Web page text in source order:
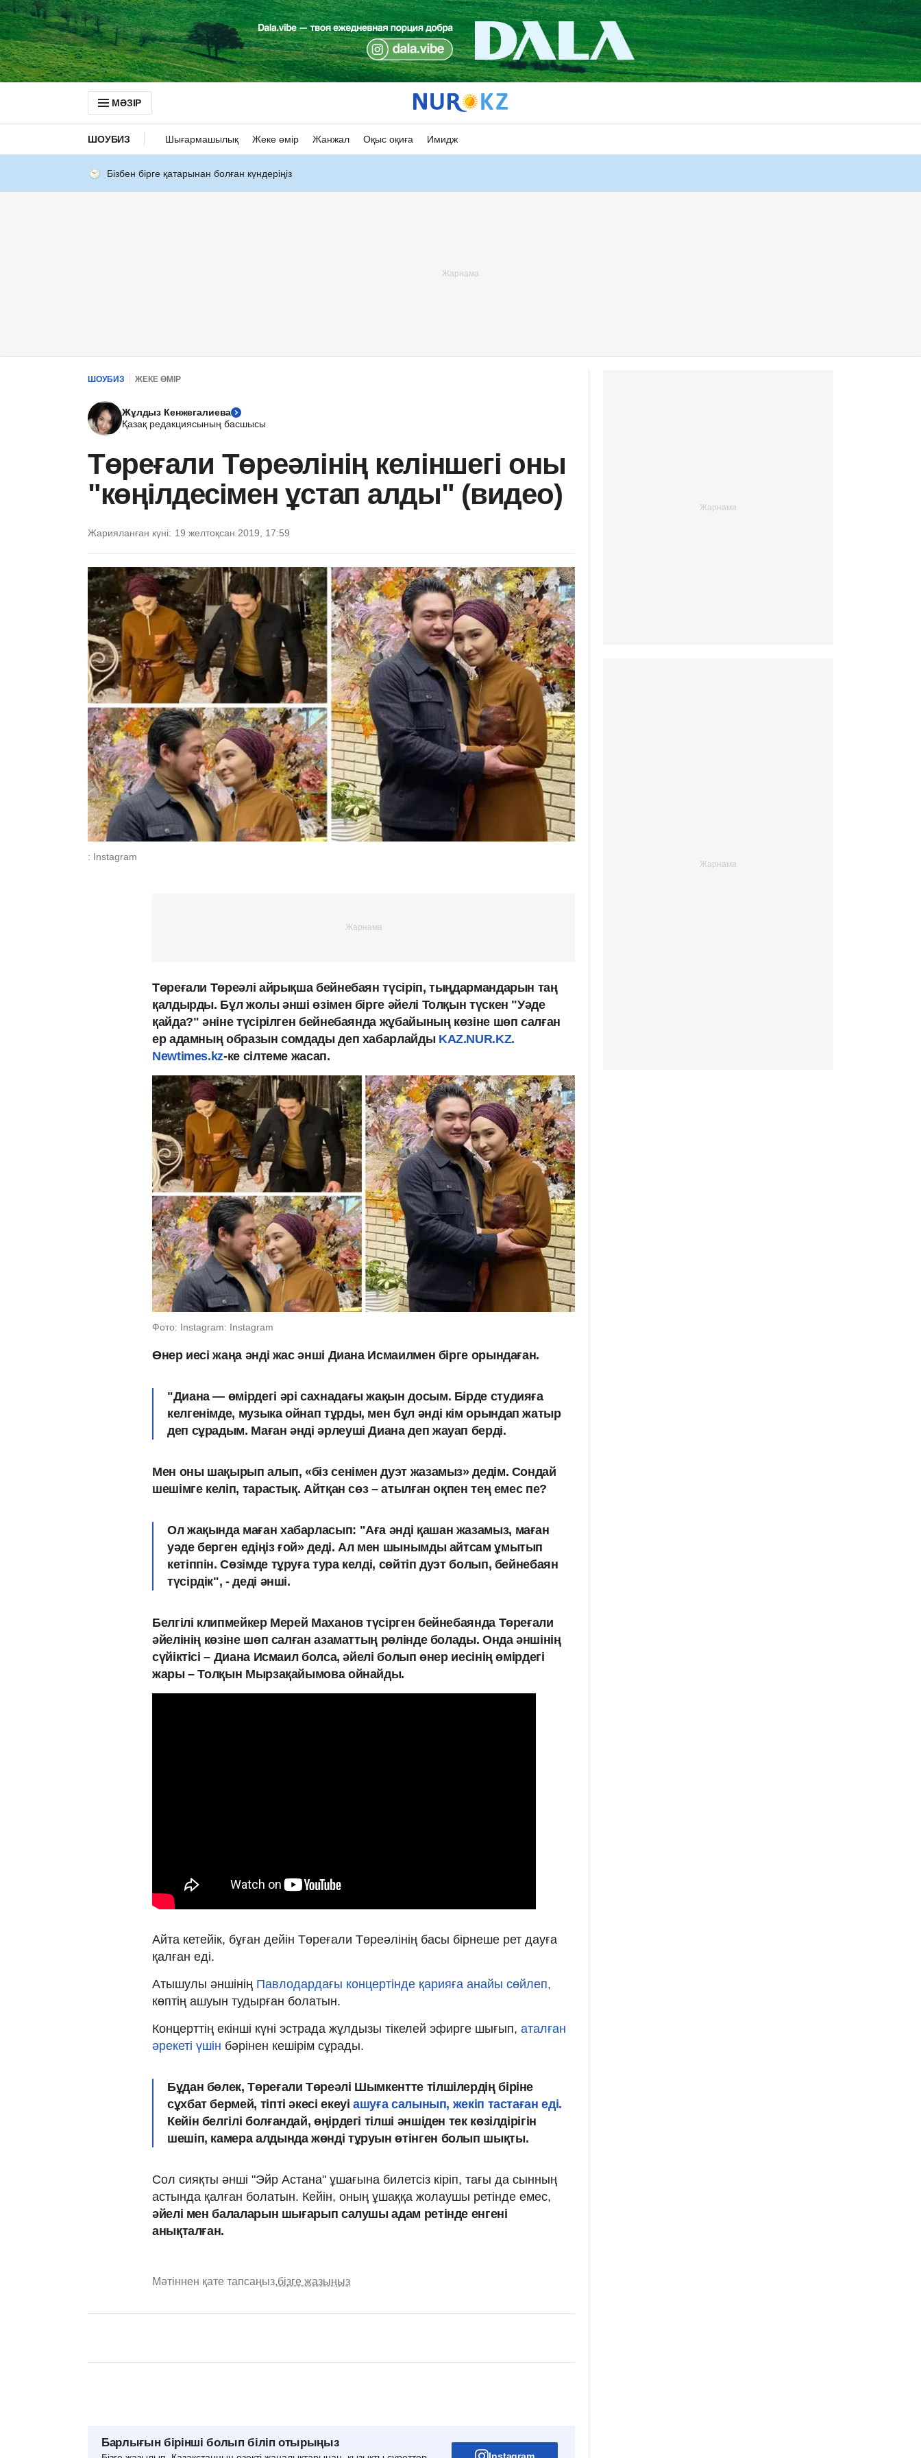
МӘЗІР
ШОУБИЗ Шығармашылық Жеке өмір Жанжал Оқыс оқиға Имидж
Бізбен бірге қатарынан болған күндеріңіз
ШОУБИЗ ЖЕКЕ ӨМІР
Жұлдыз Кенжегалиева
Қазақ редакциясының басшысы
Төреғали Төреәлінің келіншегі оны
"көңілдесімен ұстап алды" (видео)
Жарияланған күні: 19 желтоқсан 2019, 17:59
: Instagram
Төреғали Төреәлі айрықша бейнебаян түсіріп, тыңдармандарын таң
қалдырды. Бұл жолы әнші өзімен бірге әйелі Толқын түскен "Уәде
қайда?" әніне түсірілген бейнебаянда жұбайының көзіне шөп салған
ер адамның образын сомдады деп хабарлайды KAZ.NUR.KZ.
Newtimes.kz-ке сілтеме жасап.
Фото: Instagram: Instagram
Өнер иесі жаңа әнді жас әнші Диана Исмаилмен бірге орындаған.
"Диана — өмірдегі әрі сахнадағы жақын досым. Бірде студияға
келгенімде, музыка ойнап тұрды, мен бұл әнді кім орындап жатыр
деп сұрадым. Маған әнді әрлеуші Диана деп жауап берді.
Мен оны шақырып алып, «біз сенімен дуэт жазамыз» дедім. Сондай
шешімге келіп, тарастық. Айтқан сөз – атылған оқпен тең емес пе?
Ол жақында маған хабарласып: "Аға әнді қашан жазамыз, маған
уәде берген едіңіз ғой» деді. Ал мен шынымды айтсам ұмытып
кетіппін. Сөзімде тұруға тура келді, сөйтіп дуэт болып, бейнебаян
түсірдік", - деді әнші.
Белгілі клипмейкер Мерей Маханов түсірген бейнебаянда Төреғали
әйелінің көзіне шөп салған азаматтың рөлінде болады. Онда әншінің
сүйіктісі – Диана Исмаил болса, әйелі болып өнер иесінің өмірдегі
жары – Толқын Мырзақайымова ойнайды.
Айта кетейік, бұған дейін Төреғали Төреәлінің басы бірнеше рет дауға
қалған еді.
Атышулы әншінің Павлодардағы концертінде қарияға анайы сөйлеп,
көптің ашуын тудырған болатын.
Концерттің екінші күні эстрада жұлдызы тікелей эфирге шығып, аталған
әрекеті үшін бәрінен кешірім сұрады.
Бұдан бөлек, Төреғали Төреәлі Шымкентте тілшілердің біріне
сұхбат бермей, тіпті әкесі екеуіашуға салынып, жекіп тастаған еді.
Кейін белгілі болғандай, өңірдегі тілші әншіден тек көзілдірігін
шешіп, камера алдында жөнді тұруын өтінген болып шықты.
Сол сияқты әнші "Эйр Астана" ұшағына билетсіз кіріп, тағы да сынның
астында қалған болатын. Кейін, оның ұшаққа жолаушы ретінде емес,
әйелі мен балаларын шығарып салушы адам ретінде енгені
анықталған.
Мәтіннен қате тапсаңыз,бізге жазыңыз
Барлығын бірінші болып біліп отырыңыз